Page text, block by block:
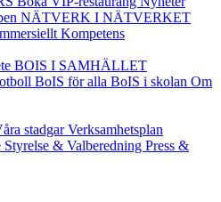
NÄTVERK I NÄTVERKET
Kompetens
BOIS I SAMHÄLLET
BoIS för alla BoIS i skolan Om
stadgarVerksamhetsplan
Styrelse & Valberedning Press &